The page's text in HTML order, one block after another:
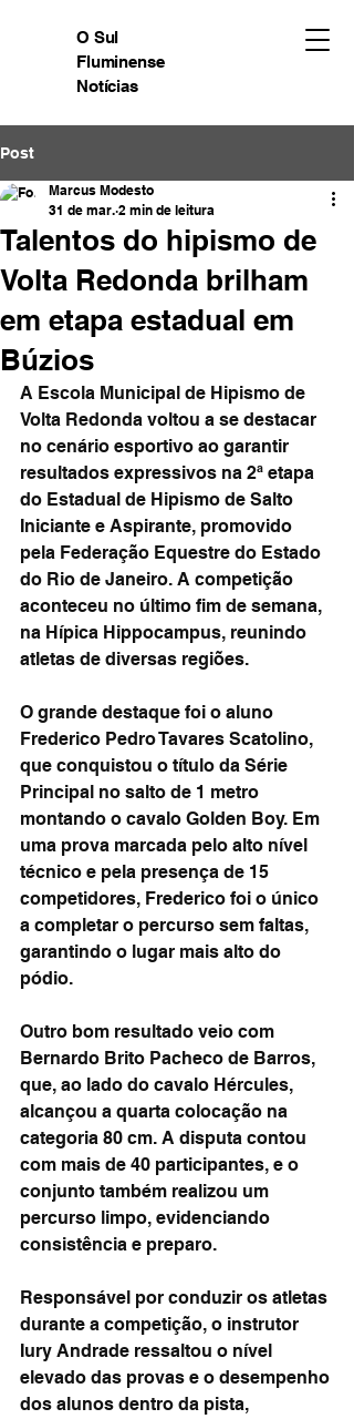
O Sul
Fluminense
Notícias
Post
Talentos do hipismo de
Volta Redonda brilham
em etapa estadual em
Búzios
Marcus Modesto
31 de mar. 2 min de leitura
A Escola Municipal de Hipismo de
Volta Redonda voltou a se destacar
no cenário esportivo ao garantir
resultados expressivos na 2ª etapa
do Estadual de Hipismo de Salto
Iniciante e Aspirante, promovido
pela Federação Equestre do Estado
do Rio de Janeiro. A competição
aconteceu no último fim de semana,
na Hípica Hippocampus, reunindo
atletas de diversas regiões.
O grande destaque foi o aluno
Frederico Pedro Tavares Scatolino,
que conquistou o título da Série
Principal no salto de 1 metro
montando o cavalo Golden Boy. Em
uma prova marcada pelo alto nível
técnico e pela presença de 15
competidores, Frederico foi o único
a completar o percurso sem faltas,
garantindo o lugar mais alto do
pódio.
Outro bom resultado veio com
Bernardo Brito Pacheco de Barros,
que, ao lado do cavalo Hércules,
alcançou a quarta colocação na
categoria 80 cm. A disputa contou
com mais de 40 participantes, e o
conjunto também realizou um
percurso limpo, evidenciando
consistência e preparo.
Responsável por conduzir os atletas
durante a competição, o instrutor
Iury Andrade ressaltou o nível
elevado das provas e o desempenho
dos alunos dentro da pista,